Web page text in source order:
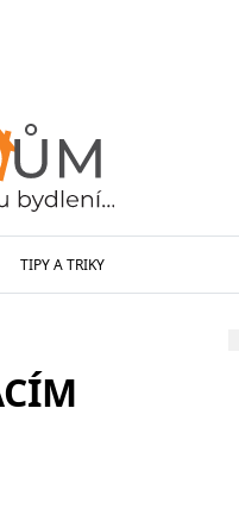
TIPY A TRIKY